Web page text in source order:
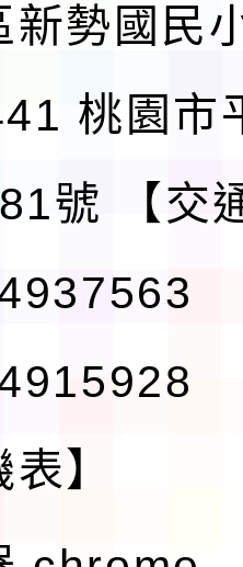
新勢國民
桃園市
號
【交
】